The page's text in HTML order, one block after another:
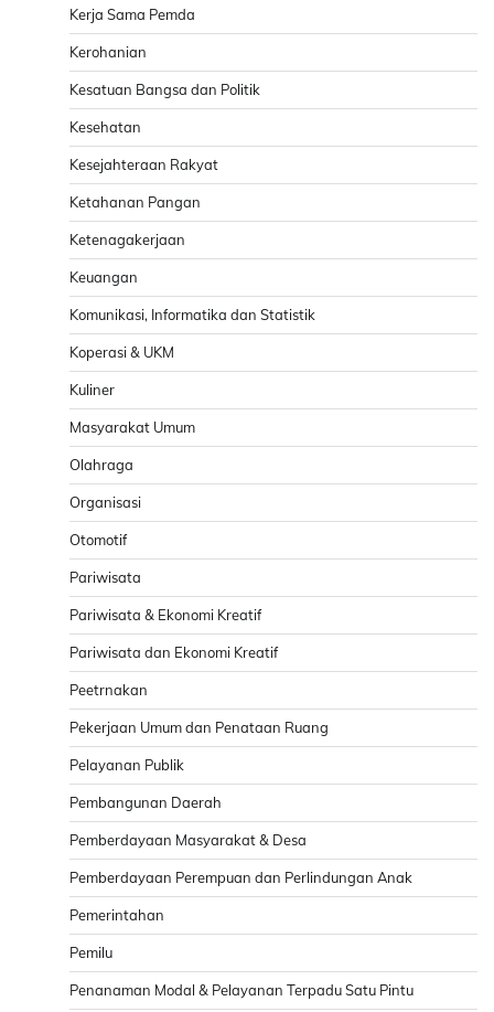
Kerja Sama Pemda
Kerohanian
Kesatuan Bangsa dan Politik
Kesehatan
Kesejahteraan Rakyat
Ketahanan Pangan
Ketenagakerjaan
Keuangan
Komunikasi, Informatika dan Statistik
Koperasi & UKM
Kuliner
Masyarakat Umum
Olahraga
Organisasi
Otomotif
Pariwisata
Pariwisata & Ekonomi Kreatif
Pariwisata dan Ekonomi Kreatif
Peetrnakan
Pekerjaan Umum dan Penataan Ruang
Pelayanan Publik
Pembangunan Daerah
Pemberdayaan Masyarakat & Desa
Pemberdayaan Perempuan dan Perlindungan Anak
Pemerintahan
Pemilu
Penanaman Modal & Pelayanan Terpadu Satu Pintu